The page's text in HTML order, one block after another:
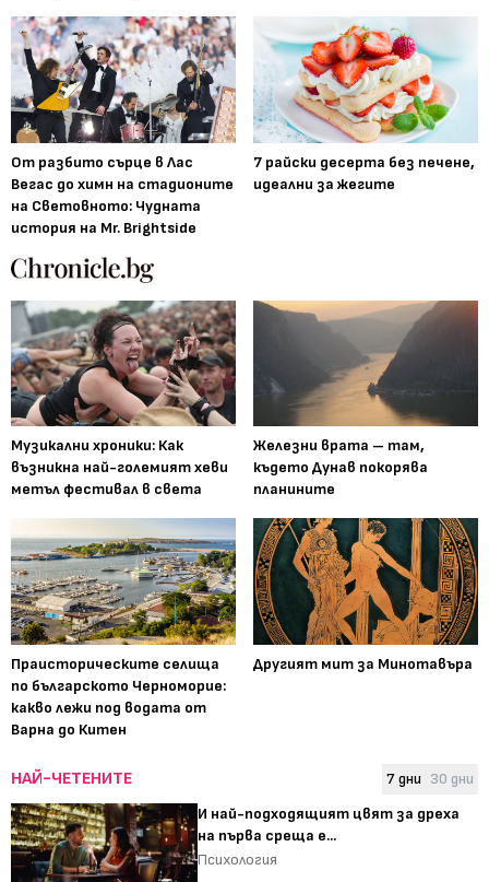
От разбито сърце в Лас
Вегас до химн на стадионите
на Световното: Чудната
история на Mr. Brightside
7 райски десерта без печене,
идеални за жегите
Музикални хроники: Как
възникна най-големият хеви
метъл фестивал в света
Железни врата – там,
където Дунав покорява
планините
Праисторическите селища
по българското Черноморие:
какво лежи под водата от
Варна до Китен
Другият мит за Минотавъра
НАЙ-ЧЕТЕНИТЕ 7 дни 30 дни
И най-подходящият цвят за дреха
на първа среща е...
Психология